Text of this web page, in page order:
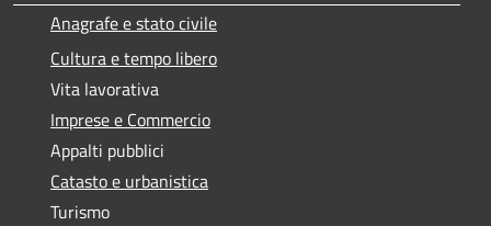
Anagrafe e stato civile
Cultura e tempo libero
Vita lavorativa
Imprese e Commercio
Appalti pubblici
Catasto e urbanistica
Turismo